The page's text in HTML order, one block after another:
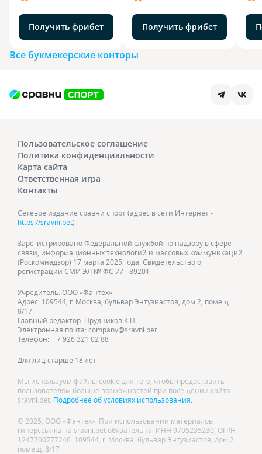
Получить фрибет Получить фрибет
Все букмекерские конторы
Пользовательское соглашение
Политика конфиденциальности
Карта сайта
Ответственная игра
Контакты
Сетевое издание сравни спорт (адрес в сети Интернет -
https://sravni.bet)
Зарегистрировано Федеральной службой по надзору в сфере
связи, информационных технологий и массовых коммуникаций
(Роскомнадзор) 17 марта 2025 года. Свидетельство о
регистрации СМИ ЭЛ № ФС 77 - 89201
Учредитель: ООО «Фантех»
Адрес: 109544, г. Москва, бульвар Энтузиастов, дом 2, помещ.
8/17
Главный редактор: Прудников К.П.
Электронная почта: company@sravni.bet
Телефон: + 7 926 321 02 88
Для лиц старше 18 лет
Мы используем файлы cookie для того, чтобы предоставить
пользователям больше возможностей при посещении сайта
sravni.bet. Подробнее об условиях использования.
© 2025, ООО «Фантех». При использовании материалов
гиперссылка на sravni.bet обязательна. ИНН 9705235230, ОГРН
1247700777246. 109544, г. Москва, бульвар Энтузиастов, дом 2,
помещ. 8/17